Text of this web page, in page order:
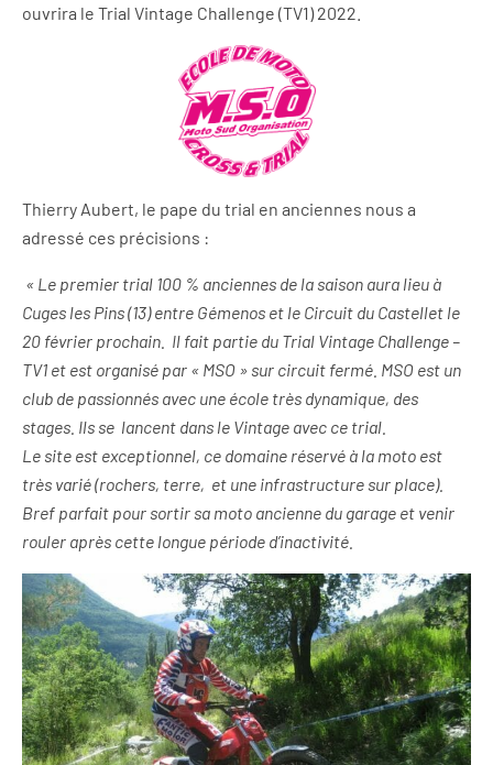
ouvrira le Trial Vintage Challenge (TV1) 2022.
Thierry Aubert, le pape du trial en anciennes nous a
adressé ces précisions :
« Le premier trial 100 % anciennes de la saison aura lieu à
Cuges les Pins (13) entre Gémenos et le Circuit du Castellet le
20 février prochain. Il fait partie du Trial Vintage Challenge –
TV1 et est organisé par « MSO » sur circuit fermé. MSO est un
club de passionnés avec une école très dynamique, des
stages. Ils se lancent dans le Vintage avec ce trial.
Le site est exceptionnel, ce domaine réservé à la moto est
très varié (rochers, terre, et une infrastructure sur place).
Bref parfait pour sortir sa moto ancienne du garage et venir
rouler après cette longue période d’inactivité.